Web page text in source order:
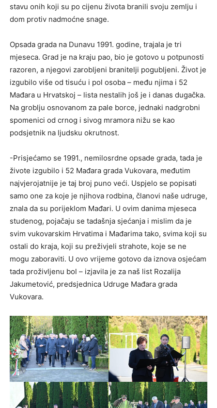
stavu onih koji su po cijenu života branili svoju zemlju i
dom protiv nadmoćne snage.
Opsada grada na Dunavu 1991. godine, trajala je tri
mjeseca. Grad je na kraju pao, bio je gotovo u potpunosti
razoren, a njegovi zarobljeni branitelji pogubljeni. Život je
izgubilo više od tisuću i pol osoba – među njima i 52
Mađara u Hrvatskoj – lista nestalih još je i danas dugačka.
Na groblju osnovanom za pale borce, jednaki nadgrobni
spomenici od crnog i sivog mramora nižu se kao
podsjetnik na ljudsku okrutnost.
-Prisjećamo se 1991., nemilosrdne opsade grada, tada je
živote izgubilo i 52 Mađara grada Vukovara, međutim
najvjerojatnije je taj broj puno veći. Uspjelo se popisati
samo one za koje je njihova rodbina, članovi naše udruge,
znala da su porijeklom Mađari. U ovim danima mjeseca
studenog, pojačaju se tadašnja sjećanja i mislim da je
svim vukovarskim Hrvatima i Mađarima tako, svima koji su
ostali do kraja, koji su preživjeli strahote, koje se ne
mogu zaboraviti. U ovo vrijeme gotovo da iznova osjećam
tada proživljenu bol – izjavila je za naš list Rozalija
Jakumetović, predsjednica Udruge Mađara grada
Vukovara.